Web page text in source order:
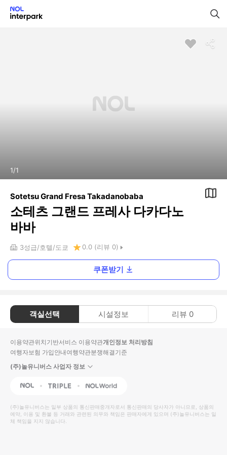
1/1
Sotetsu Grand Fresa Takadanobaba
소테츠 그랜드 프레사 다카다노
바바
3성급 호텔 도쿄 0.0 (리뷰 0)
쿠폰받기
객실선택 시설정보 리뷰 0
이용약관위치기반서비스 이용약관개인정보 처리방침
여행자보험 가입안내여행약관분쟁해결기준
(주)놀유니버스 사업자 정보
NOL Triple Interpark Global
(주)놀유니버스는 일부 상품의 통신판매중개자로서 통신판매의 당사자가 아니므로, 상품의
예약, 이용 및 환불 등 거래와 관련된 의무와 책임은 판매자에게 있으며 (주)놀유니버스는 일
체 책임을 지지 않습니다.